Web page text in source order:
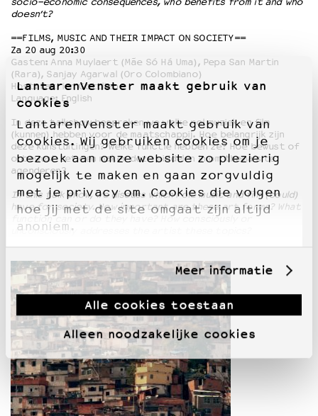
LantarenVenster maakt gebruik van
cookies
LantarenVenster maakt gebruik van
cookies. Wij gebruiken cookies om je
bezoek aan onze website zo plezierig
mogelijk te maken en gaan zorgvuldig
met je privacy om. Cookies die volgen
hoe jij met de site omgaat zijn altijd
anoniem.
Meer informatie
Alle cookies toestaan
Alleen noodzakelijke cookies
doesn’t?
==FILMS, MUSIC AND THEIR IMPACT ON SOCIETY==
Za 20 aug 20:30
Gasten: Anna Muylaert (Mãe Só Há Uma), Pepa San Martin
(Rara), Sanjay Agarwal (Oro Colombiano)
Host: Katrien Gottlieb
Language: English
In deze talkshow bespreken we welke rol muziek en film
(kunnen) hebben voor de maatschappij. Hoe belangrijk zijn
deze kunstuitingen? Welke functie hebben ze? Hoe bewust of
onbewust zet een maker deze middelen in om thema’s te
agenderen?
In this talk show, we discuss which role music and film (could)
have for society. How important are these art forms? What
function can or do they have? How consciously or
unconsciously addresses the artist these topics?